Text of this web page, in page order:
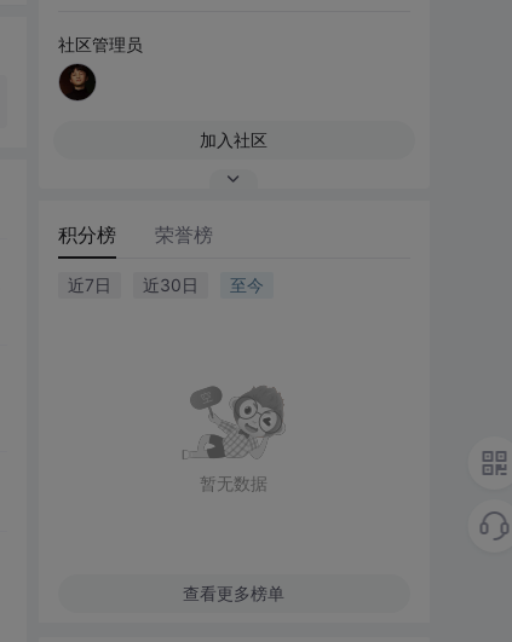
社区管理员
加入社区
积分榜 荣誉榜
近7日 近30日 至今
暂无数据
查看更多榜单